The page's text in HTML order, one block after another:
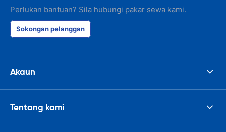
Perlukan bantuan? Sila hubungi pakar sewa kami.
Sokongan pelanggan
Akaun
Tentang kami